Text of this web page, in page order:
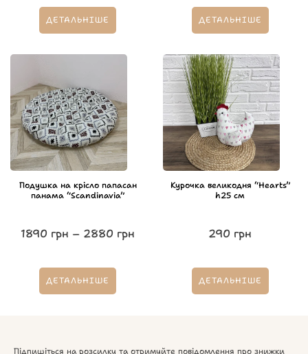
ДЕТАЛЬНІШЕ ДЕТАЛЬНІШЕ
Подушка на крісло папасан
панама “Scandinavia”
1890 грн – 2880 грн
ДЕТАЛЬНІШЕ
Курочка великодня “Hearts”
h25 см
290 грн
ДЕТАЛЬНІШЕ
Підпишіться на розсилку та отримуйте повідомлення про знижки